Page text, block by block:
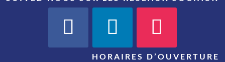
HORAIRES D’OUVERTURE